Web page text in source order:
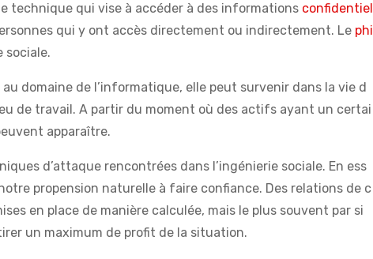
technique qui vise à accéder à des informations confidentiel
qui y ont accès directement ou indirectement. Le phi
sociale.
au domaine de l’informatique, elle peut survenir dans la vie d
de travail. A partir du moment où des actifs ayant un certai
apparaître.
d’attaque rencontrées dans l’ingénierie sociale. En ess
propension naturelle à faire confiance. Des relations de c
en place de manière calculée, mais le plus souvent par si
un maximum de profit de la situation.